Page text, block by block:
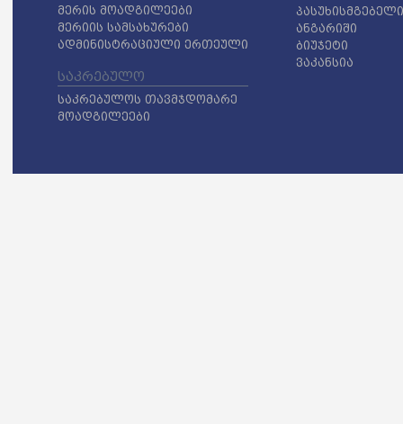
მერის მოადგილეები
მერიის სამსახურები
ადმინისტრაციული ერთეული
საკრებულო
საკრებულოს თავმჯდომარე
მოადგილეები
ანგარიში
ბიუჯეტი
ვაკანსია